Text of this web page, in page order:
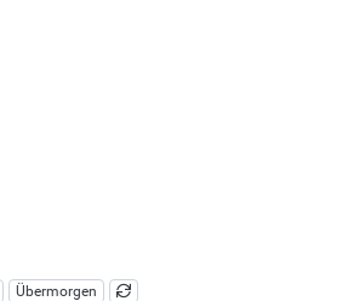
Übermorgen